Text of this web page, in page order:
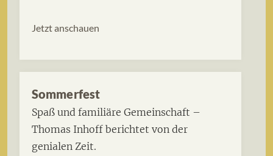
Jetzt anschauen
Sommerfest
Spaß und familiäre Gemeinschaft –
Thomas Inhoff berichtet von der
genialen Zeit.